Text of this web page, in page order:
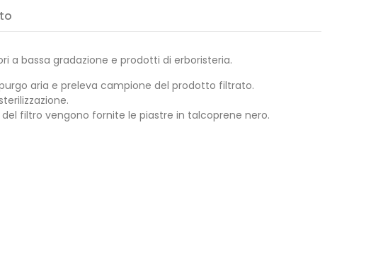
a bassa gradazione e prodotti di erboristeria.
aria e preleva campione del prodotto filtrato.
filtro vengono fornite le piastre in talcoprene nero.